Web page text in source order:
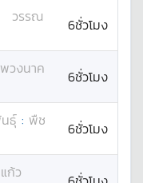
วรรณ
6ชั่วโมง
พวงนาค
6ชั่วโมง
ธุ์ : พืช
6ชั่วโมง
แก้ว